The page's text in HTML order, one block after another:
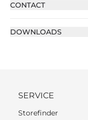
CONTACT
DOWNLOADS
SERVICE
Storefinder